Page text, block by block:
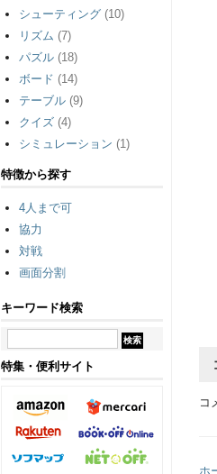
コ
ホ
シューティング (10)
リズム (7)
パズル (18)
ボード (14)
テーブル (9)
クイズ (4)
シミュレーション (1)
特徴から探す
4人まで可
協力
対戦
画面分割
キーワード検索
特集・便利サイト